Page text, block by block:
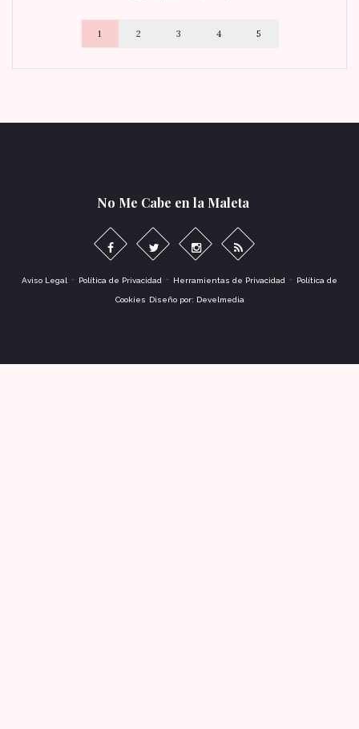
1 2 3 4 5
No Me Cabe en la Maleta
Aviso Legal - Política de Privacidad - Herramientas de Privacidad - Política de
Cookies Diseño por: Develmedia